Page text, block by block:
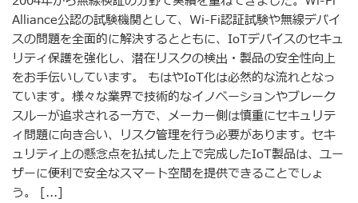
Alliance公認の試験機関として、Wi-Fi認証試験や無線デバイ
スの問題を全面的に解決するとともに、IoTデバイスのセキュ
リティ保護を強化し、潜在リスクの検出・製品の安全性向上
をお手伝いしています。 もはやIoT化は必然的な流れとなっ
ています。様々な業界で技術的なイノベーションやブレーク
スルーが追求される一方で、メーカー側は慎重にセキュリテ
ィ問題に向き合い、リスク管理を行う必要があります。セキ
ュリティ上の懸念点を払拭した上で完成したIoT製品は、ユー
ザーに便利で安全なスマート空間を提供できることでしょ
う。 [...]